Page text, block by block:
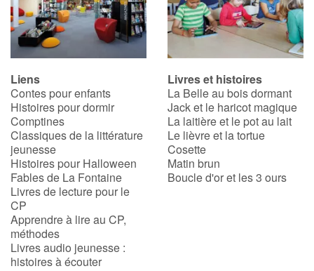
Liens
Contes pour enfants
Histoires pour dormir
Comptines
Classiques de la littérature
jeunesse
Histoires pour Halloween
Fables de La Fontaine
Livres de lecture pour le
CP
Apprendre à lire au CP,
méthodes
Livres audio jeunesse :
histoires à écouter
Livres et histoires
La Belle au bois dormant
Jack et le haricot magique
La laitière et le pot au lait
Le lièvre et la tortue
Cosette
Matin brun
Boucle d'or et les 3 ours